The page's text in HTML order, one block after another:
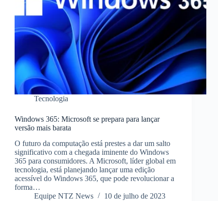
Tecnologia
Windows 365: Microsoft se prepara para lançar
versão mais barata
O futuro da computação está prestes a dar um salto
significativo com a chegada iminente do Windows
365 para consumidores. A Microsoft, líder global em
tecnologia, está planejando lançar uma edição
acessível do Windows 365, que pode revolucionar a
forma…
Equipe NTZ News
10 de julho de 2023